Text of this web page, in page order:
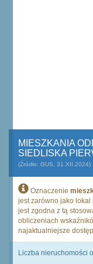
MIESZKANIA
SIEDLISKA
(Źródło: GUS, 31.XII.2024)
Oznaczenie
jest zarówno jako
jest zgodna z tą
obliczeniach
najaktualniejsze
Liczba nieruchomości